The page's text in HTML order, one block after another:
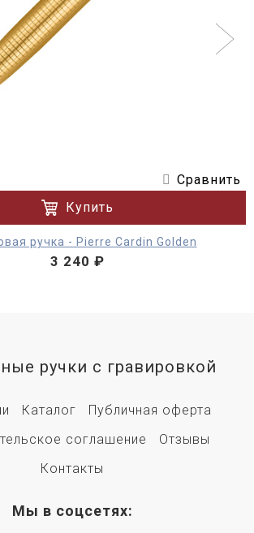
Сравнить
Купить
ручка - Pierre Cardin Golden
3 240 ₽
ручки с гравировкой
Каталог
Публичная оферта
соглашение
Отзывы
Контакты
Мы в соцсетях: